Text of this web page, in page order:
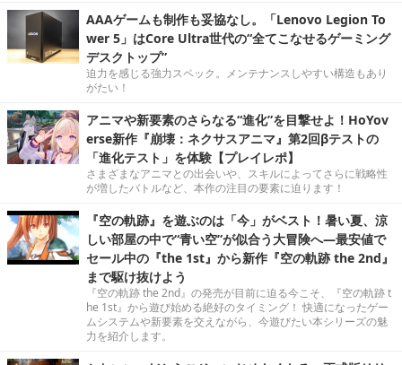
AAAゲームも制作も妥協なし。「Lenovo Legion To
wer 5」はCore Ultra世代の“全てこなせるゲーミング
デスクトップ”
迫力を感じる強力スペック。メンテナンスしやすい構造もあり
がたい！
アニマや新要素のさらなる“進化”を目撃せよ！HoYov
erse新作『崩壊：ネクサスアニマ』第2回βテストの
「進化テスト」を体験【プレイレポ】
さまざまなアニマとの出会いや、スキルによってさらに戦略性
が増したバトルなど、本作の注目の要素に迫ります！
『空の軌跡』を遊ぶのは「今」がベスト！暑い夏、涼
しい部屋の中で“青い空”が似合う大冒険へ―最安値で
セール中の『the 1st』から新作『空の軌跡 the 2nd』
まで駆け抜けよう
『空の軌跡 the 2nd』の発売が目前に迫る今こそ、『空の軌跡 t
he 1st』から遊び始める絶好のタイミング！ 快適になったゲー
ムシステムや新要素を交えながら、今遊びたい本シリーズの魅
力を紹介します。